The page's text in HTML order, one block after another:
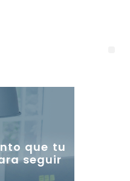
que tu
seguir